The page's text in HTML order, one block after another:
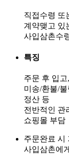
직접수령 또
계약맺고 있
사입삼촌수
특징
주문 후 입고,
미송/환불/
정산 등
전반적인 관
쇼핑몰 부담
주문완료 시
사입삼촌에